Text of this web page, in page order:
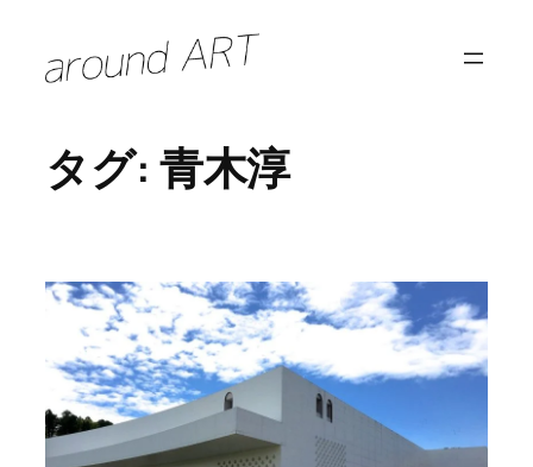
タグ: 青木淳